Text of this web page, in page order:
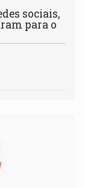
sociais,
para o